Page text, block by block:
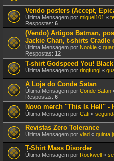
Vendo posters (Accept,
Última Mensagem por miguel101 «
Respostas: 6
(Vendo) Artigos Batman,
Jackie Chan, t-shirts Cradle
Última Mensagem por Nookie «
Respostas: 12
T-shirt Godspeed You!
Última Mensagem por ringfungi «
A Loja do Conde Satan
Última Mensagem por Conde Satan
Respostas: 6
Novo merch "This Is Hell" -
Última Mensagem por Cati «
Revistas Zero Tolerance
Última Mensagem por vlad « quinta
T-Shirt Mass Disorder
Última Mensagem por Rockwell «